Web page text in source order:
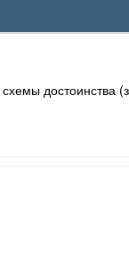
достоинства